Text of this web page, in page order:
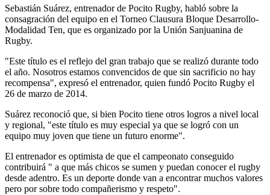
Sebastián Suárez, entrenador de Pocito Rugby, habló sobre la
consagración del equipo en el Torneo Clausura Bloque Desarrollo-
Modalidad Ten, que es organizado por la Unión Sanjuanina de
Rugby.
"Este título es el reflejo del gran trabajo que se realizó durante todo
el año. Nosotros estamos convencidos de que sin sacrificio no hay
recompensa", expresó el entrenador, quien fundó Pocito Rugby el
26 de marzo de 2014.
Suárez reconoció que, si bien Pocito tiene otros logros a nivel local
y regional, "este título es muy especial ya que se logró con un
equipo muy joven que tiene un futuro enorme".
El entrenador es optimista de que el campeonato conseguido
contribuirá " a que más chicos se sumen y puedan conocer el rugby
desde adentro. Es un deporte donde van a encontrar muchos valores
pero por sobre todo compañerismo y respeto".